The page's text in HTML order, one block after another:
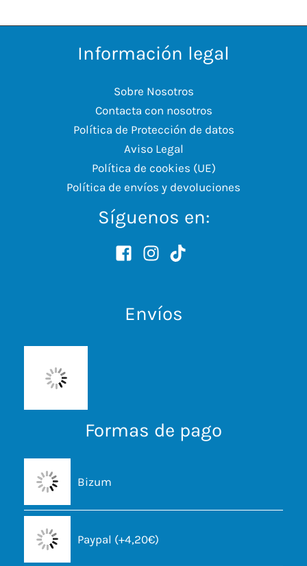
Información legal
Sobre Nosotros
Contacta con nosotros
Política de Protección de datos
Aviso Legal
Política de cookies (UE)
Política de envíos y devoluciones
Síguenos en:
Envíos
Formas de pago
Bizum
Paypal (+4,20€)